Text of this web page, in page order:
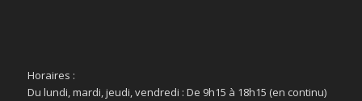
Horaires :
Du lundi, mardi, jeudi, vendredi : De 9h15 à 18h15 (en continu)